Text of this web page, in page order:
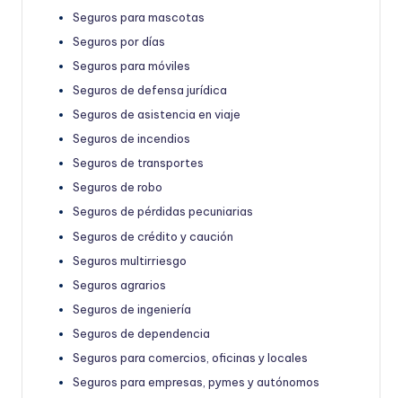
Seguros para mascotas
Seguros por días
Seguros para móviles
Seguros de defensa jurídica
Seguros de asistencia en viaje
Seguros de incendios
Seguros de transportes
Seguros de robo
Seguros de pérdidas pecuniarias
Seguros de crédito y caución
Seguros multirriesgo
Seguros agrarios
Seguros de ingeniería
Seguros de dependencia
Seguros para comercios, oficinas y locales
Seguros para empresas, pymes y autónomos